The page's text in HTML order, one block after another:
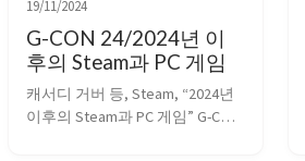
19/11/2024
G-CON 24/2024년 이
후의 Steam과 PC 게임
캐서디 거버 등, Steam, “2024년
이후의 Steam과 PC 게임” G-CON